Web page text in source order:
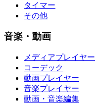
タイマー
その他
音楽・動画
メディアプレイヤー
コーデック
動画プレイヤー
音楽プレイヤー
動画・音楽編集